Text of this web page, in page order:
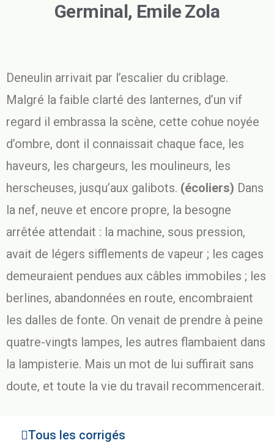
Germinal, Emile Zola
Deneulin arrivait par l’escalier du criblage.
Malgré la faible clarté des lanternes, d’un vif
regard il embrassa la scène, cette cohue noyée
d’ombre, dont il connaissait chaque face, les
haveurs, les chargeurs, les moulineurs, les
herscheuses, jusqu’aux galibots. (écoliers) Dans
la nef, neuve et encore propre, la besogne
arrêtée attendait : la machine, sous pression,
avait de légers sifflements de vapeur ; les cages
demeuraient pendues aux câbles immobiles ; les
berlines, abandonnées en route, encombraient
les dalles de fonte. On venait de prendre à peine
quatre-vingts lampes, les autres flambaient dans
la lampisterie. Mais un mot de lui suffirait sans
doute, et toute la vie du travail recommencerait.
Tous les corrigés